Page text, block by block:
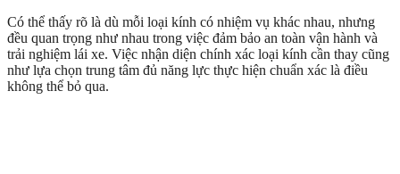
Có thể thấy rõ là dù mỗi loại kính có nhiệm vụ khác nhau, nhưng
đều quan trọng như nhau trong việc đảm bảo an toàn vận hành và
trải nghiệm lái xe. Việc nhận diện chính xác loại kính cần thay cũng
như lựa chọn trung tâm đủ năng lực thực hiện chuẩn xác là điều
không thể bỏ qua.